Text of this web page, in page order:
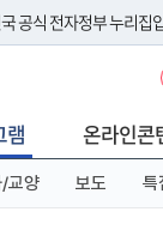
공식 전자정부 누리집
하기
다른 도메인 주소를
해 보세요
램 온라인콘
교양 보도 특